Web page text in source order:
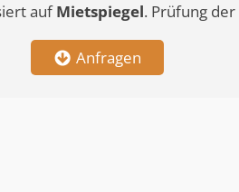
aufMietspiegel. Prüfung der
Anfragen